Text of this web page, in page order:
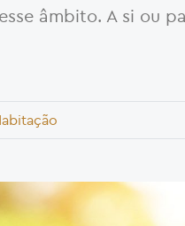
âmbito. A si ou